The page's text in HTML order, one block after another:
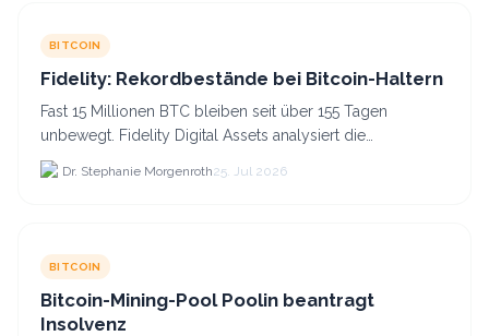
BITCOIN
Fidelity: Rekordbestände bei Bitcoin-Haltern
Fast 15 Millionen BTC bleiben seit über 155 Tagen
unbewegt. Fidelity Digital Assets analysiert die
Anlegerüberzeugung trotz Kursverlusten und einem
BTC-Preis.
Dr. Stephanie Morgenroth25. Jul 2026
BITCOIN
Bitcoin-Mining-Pool Poolin beantragt
Insolvenz